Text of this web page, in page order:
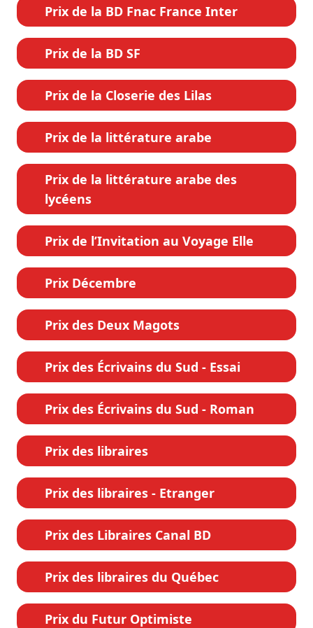
Prix de la BD Fnac France Inter
Prix de la BD SF
Prix de la Closerie des Lilas
Prix de la littérature arabe
Prix de la littérature arabe des
lycéens
Prix de l’Invitation au Voyage Elle
Prix Décembre
Prix des Deux Magots
Prix des Écrivains du Sud - Essai
Prix des Écrivains du Sud - Roman
Prix des libraires
Prix des libraires - Etranger
Prix des Libraires Canal BD
Prix des libraires du Québec
Prix du Futur Optimiste